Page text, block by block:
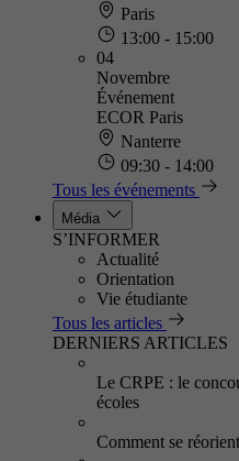
Paris
13:00 - 15:00
04
Novembre
Événement
ECOR Paris
Nanterre
09:30 - 14:00
Tous les événements
Média
S’INFORMER
Actualité
Orientation
Vie étudiante
Tous les articles
DERNIERS ARTICLES
Le CRPE : le
écoles
Comment se